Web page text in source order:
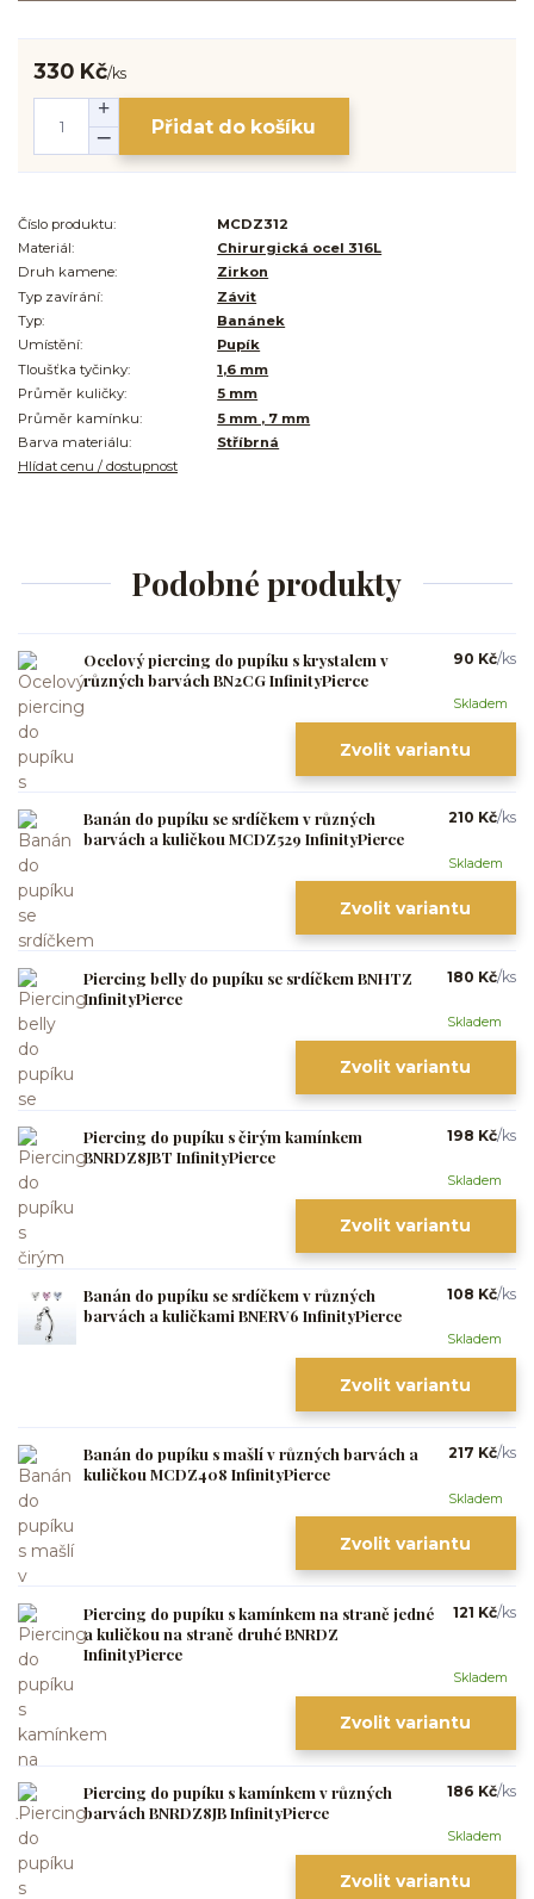
330 Kč/ks
Přidat do košíku
Číslo produktu:
MCDZ312
Materiál:
Chirurgická ocel 316L
Druh kamene:
Zirkon
Typ zavírání:
Závit
Typ:
Banánek
Umístění:
Pupík
Tloušťka tyčinky:
1,6 mm
Průměr kuličky:
5 mm
Průměr kamínku:
5 mm , 7 mm
Barva materiálu:
Stříbrná
Hlídat cenu / dostupnost
Podobné produkty
Ocelový piercing do pupíku s krystalem v
různých barvách BN2CG InfinityPierce
90 Kč/ks
Skladem
Zvolit variantu
Banán do pupíku se srdíčkem v různých
barvách a kuličkou MCDZ529 InfinityPierce
210 Kč/ks
Skladem
Zvolit variantu
Piercing belly do pupíku se srdíčkem BNHTZ
InfinityPierce
180 Kč/ks
Skladem
Zvolit variantu
Piercing do pupíku s čirým kamínkem
BNRDZ8JBT InfinityPierce
198 Kč/ks
Skladem
Zvolit variantu
Banán do pupíku se srdíčkem v různých
barvách a kuličkami BNERV6 InfinityPierce
108 Kč/ks
Skladem
Zvolit variantu
Banán do pupíku s mašlí v různých barvách a
kuličkou MCDZ408 InfinityPierce
217 Kč/ks
Skladem
Zvolit variantu
Piercing do pupíku s kamínkem na straně jedné
a kuličkou na straně druhé BNRDZ
InfinityPierce
121 Kč/ks
Skladem
Zvolit variantu
Piercing do pupíku s kamínkem v různých
barvách BNRDZ8JB InfinityPierce
186 Kč/ks
Skladem
Zvolit variantu